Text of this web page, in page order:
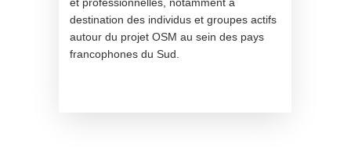
et professionnelles, notamment à
destination des individus et groupes actifs
autour du projet OSM au sein des pays
francophones du Sud.